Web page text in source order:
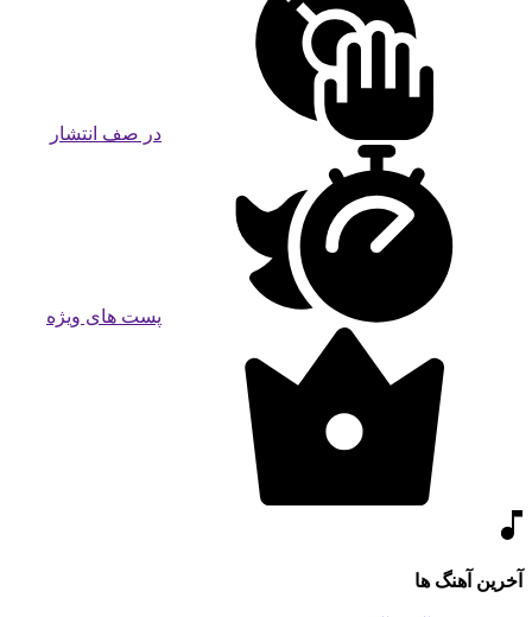
در صف انتشار
پست های ویژه
آخرین آهنگ ها